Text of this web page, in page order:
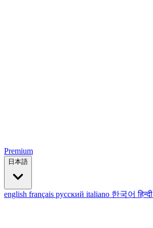
Premium
日本語
english français русский italiano 한국어हिन्दी